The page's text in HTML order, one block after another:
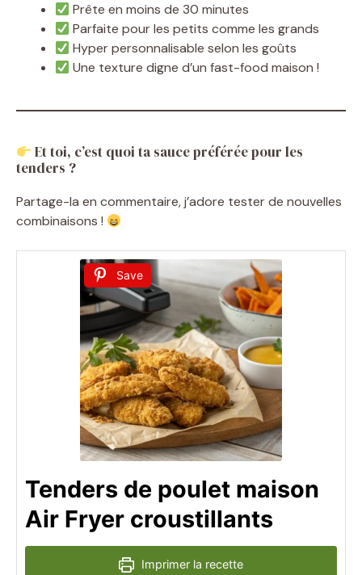
Prête en moins de 30 minutes
Parfaite pour les petits comme les grands
Hyper personnalisable selon les goûts
Une texture digne d’un fast-food maison !
Et toi, c’est quoi ta sauce préférée pour les
tenders ?
Partage-la en commentaire, j’adore tester de nouvelles
combinaisons !
Save
Tenders de poulet maison
Air Fryer croustillants
Imprimer la recette